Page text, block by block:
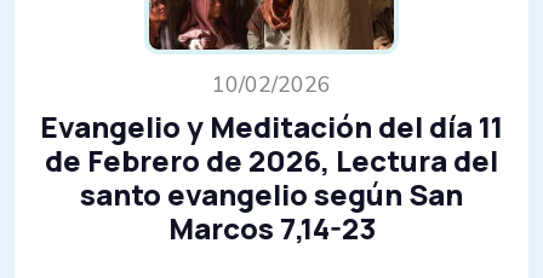
10/02/2026
Evangelio y Meditación del día 11
de Febrero de 2026, Lectura del
santo evangelio según San
Marcos 7,14-23